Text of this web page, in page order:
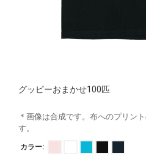
グッピーおまかせ100匹
＊画像は合成です。布へのプリン
す。
カラー: